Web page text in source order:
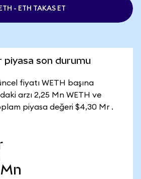
- ETH TAKAS ET
piyasa son durumu
fiyatı WETH başına
arzı 2,25 Mn WETH ve
piyasa değeri $4,30 Mr .